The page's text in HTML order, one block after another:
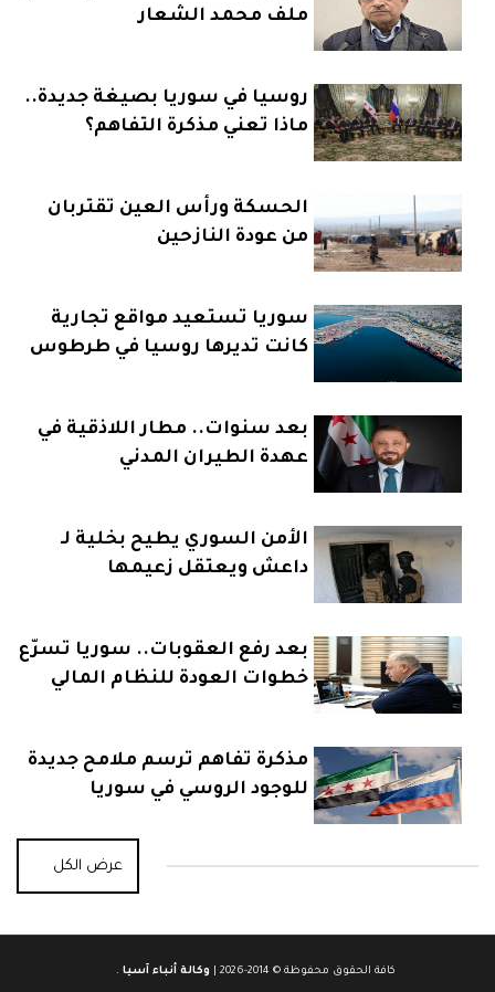
ملف محمد الشعار
روسيا في سوريا بصيغة جديدة..
ماذا تعني مذكرة التفاهم؟
الحسكة ورأس العين تقتربان
من عودة النازحين
سوريا تستعيد مواقع تجارية
كانت تديرها روسيا في طرطوس
بعد سنوات.. مطار اللاذقية في
عهدة الطيران المدني
الأمن السوري يطيح بخلية لـ
داعش ويعتقل زعيمها
بعد رفع العقوبات.. سوريا تسرّع
خطوات العودة للنظام المالي
مذكرة تفاهم ترسم ملامح جديدة
للوجود الروسي في سوريا
عرض الكل
كافة الحقوق محفوظة © 2014-2026 | وكالة أنباء آسيا .